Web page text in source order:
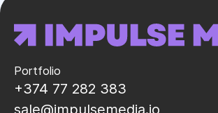
Portfolio
+374 77 282 383
sale@impulsemedia.io